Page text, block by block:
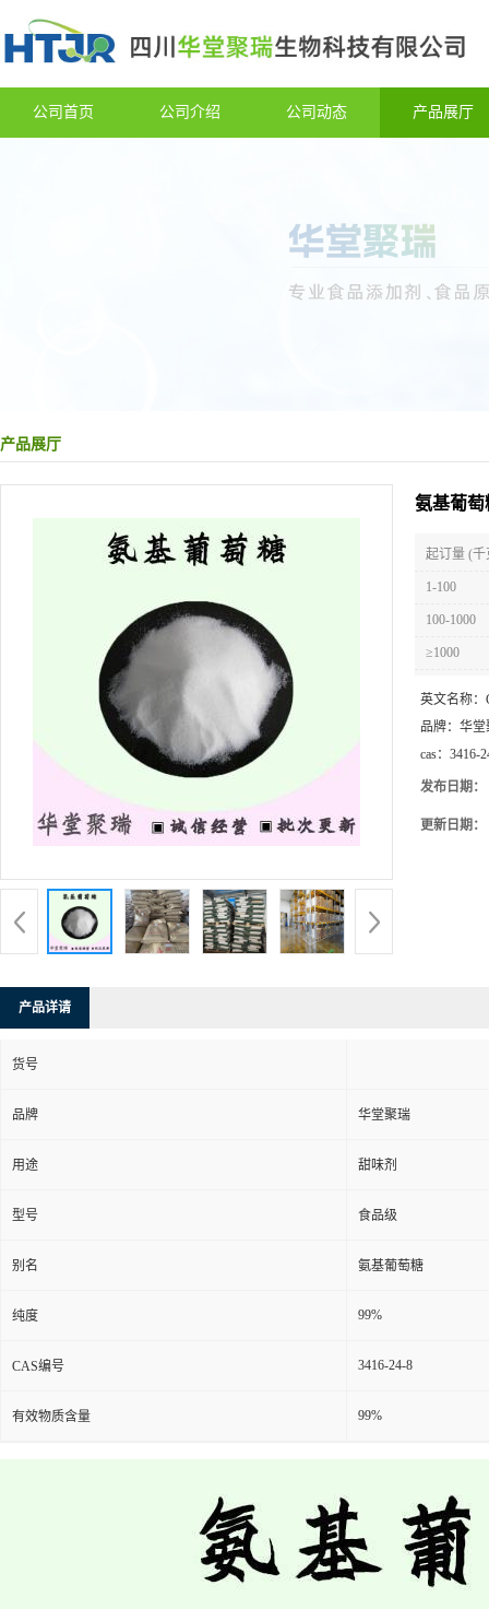
公司首页 公司介绍 公司动态 产品展厅
产品展厅
氨基葡萄
起订量 (千
1-100
100-1000
≥1000
英文名称：
品牌： 华堂
cas： 3416-
发布日期：
更新日期：
产品详请
货号
品牌 华堂聚瑞
用途 甜味剂
型号 食品级
别名 氨基葡萄糖
纯度 99%
CAS编号 3416-24-8
有效物质含量 99%